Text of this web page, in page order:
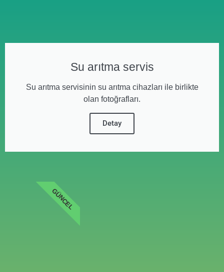
Su arıtma servis
Su arıtma servisinin su arıtma cihazları ile birlikte
olan fotoğrafları.
Detay
GÜNCEL